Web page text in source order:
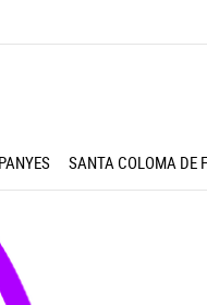
SANTA COLOMA DE